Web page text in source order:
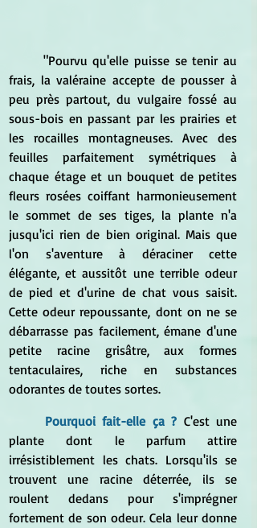
frais, la valéraine accepte de pousser à
peu près partout, du vulgaire fossé au
sous-bois en passant par les prairies et
les rocailles montagneuses. Avec des
feuilles parfaitement symétriques à
chaque étage et un bouquet de petites
fleurs rosées coiffant harmonieusement
le sommet de ses tiges, la plante n'a
jusqu'ici rien de bien original. Mais que
l'on s'aventure à déraciner cette
élégante, et aussitôt une terrible odeur
de pied et d'urine de chat vous saisit.
Cette odeur repoussante, dont on ne se
débarrasse pas facilement, émane d'une
petite racine grisâtre, aux formes
tentaculaires, riche en substances
odorantes de toutes sortes.
Pourquoi fait-elle ça ? C'est une
plante dont le parfum attire
irrésistiblement les chats. Lorsqu'ils se
trouvent une racine déterrée, ils se
roulent dedans pour s'imprégner
fortement de son odeur. Cela leur donne